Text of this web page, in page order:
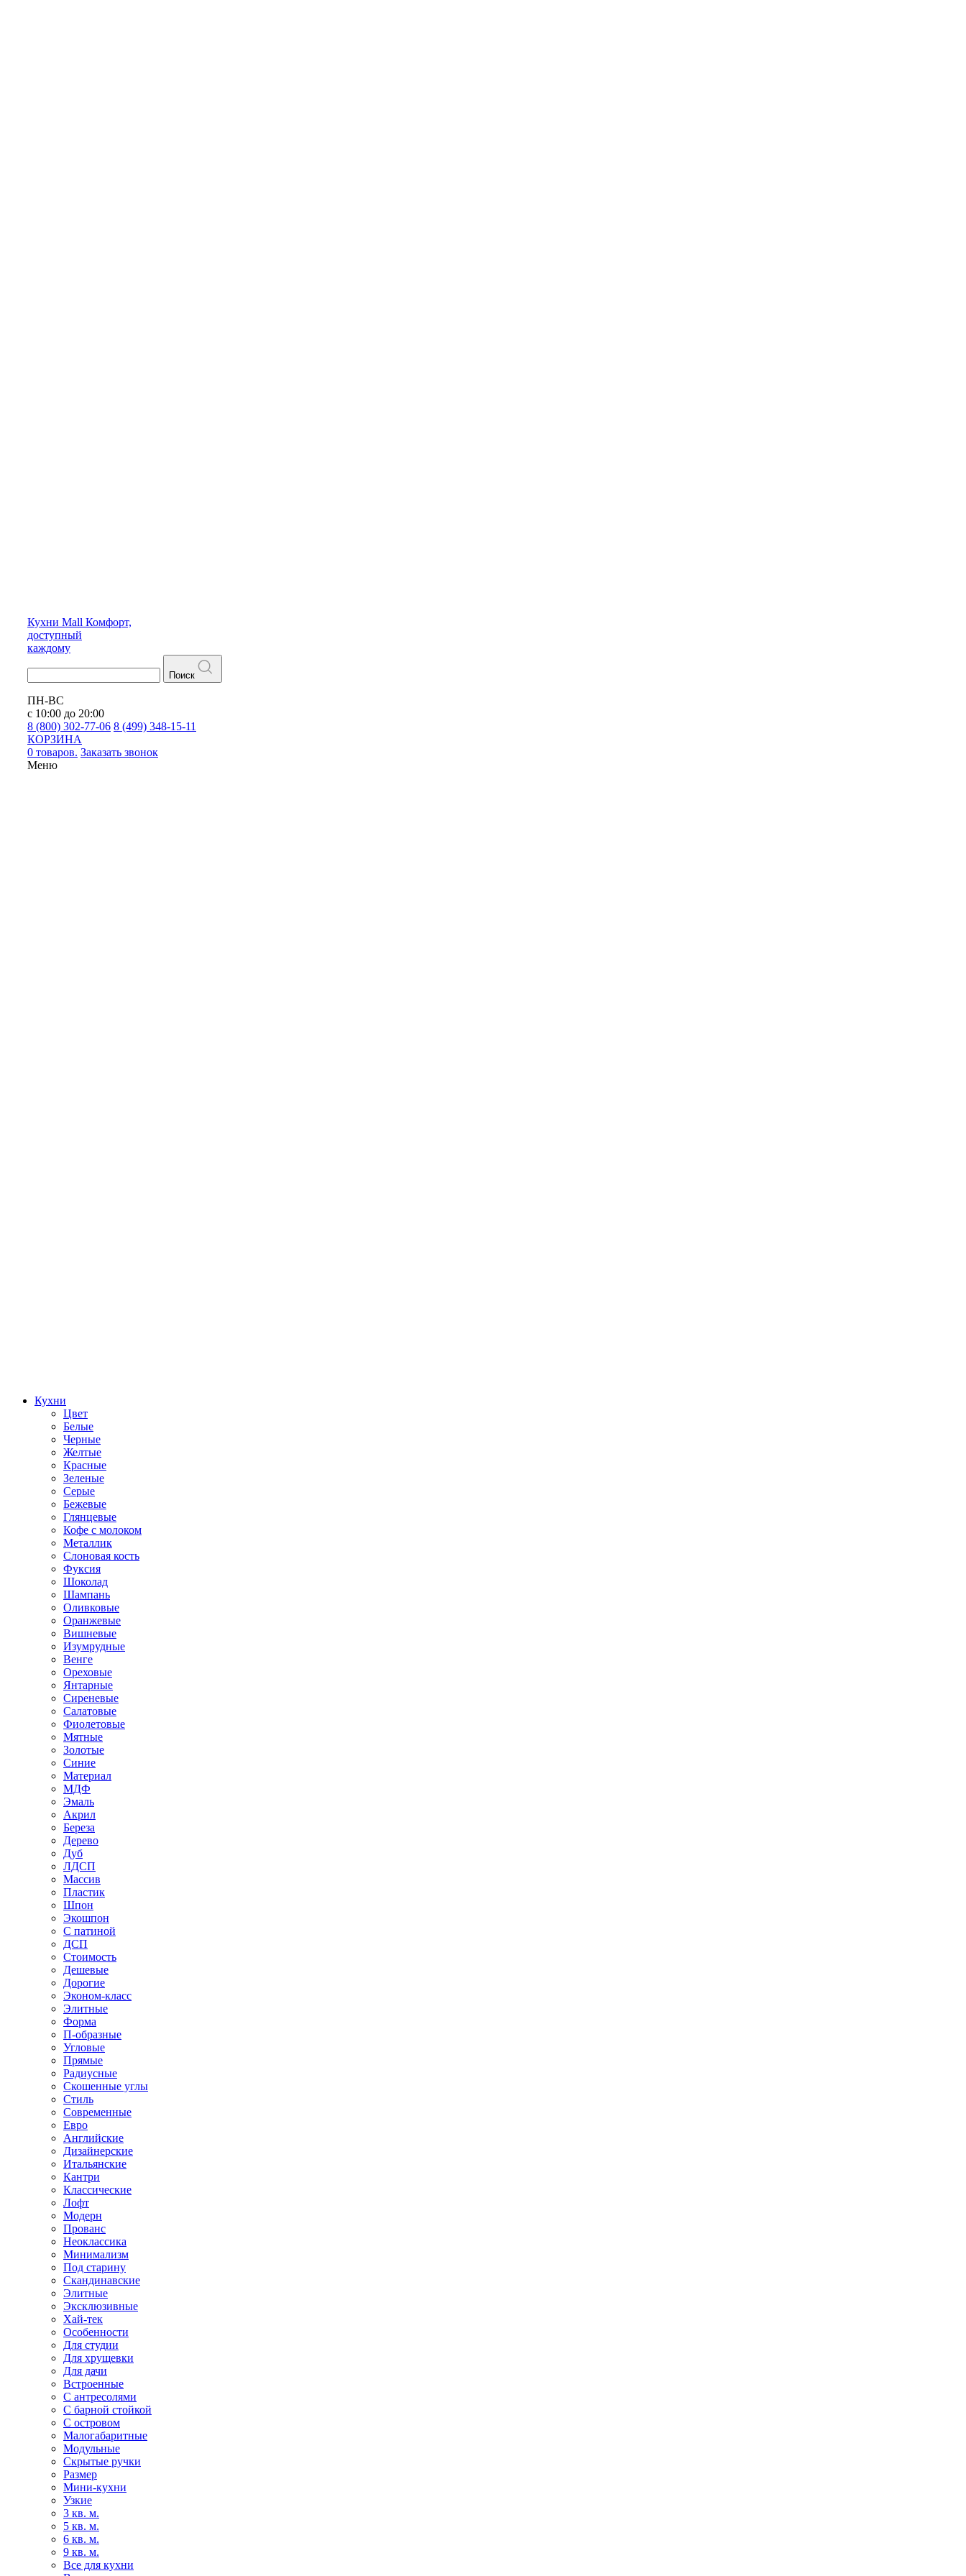
Кухни Mall Комфорт,
доступный
каждому
Поиск
ПН-ВС
с 10:00 до 20:00
8 (800) 302-77-06 8 (499) 348-15-11
КОРЗИНА
0 товаров. Заказать звонок
Меню
Кухни
Цвет
Белые
Черные
Желтые
Красные
Зеленые
Серые
Бежевые
Глянцевые
Кофе с молоком
Металлик
Слоновая кость
Фуксия
Шоколад
Шампань
Оливковые
Оранжевые
Вишневые
Изумрудные
Венге
Ореховые
Янтарные
Сиреневые
Салатовые
Фиолетовые
Мятные
Золотые
Синие
Материал
МДФ
Эмаль
Акрил
Береза
Дерево
Дуб
ЛДСП
Массив
Пластик
Шпон
Экошпон
С патиной
ДСП
Стоимость
Дешевые
Дорогие
Эконом-класс
Элитные
Форма
П-образные
Угловые
Прямые
Радиусные
Скошенные углы
Стиль
Современные
Евро
Английские
Дизайнерские
Итальянские
Кантри
Классические
Лофт
Модерн
Прованс
Неоклассика
Минимализм
Под старину
Скандинавские
Элитные
Эксклюзивные
Хай-тек
Особенности
Для студии
Для хрущевки
Для дачи
Встроенные
С антресолями
С барной стойкой
С островом
Малогабаритные
Модульные
Скрытые ручки
Размер
Мини-кухни
Узкие
3 кв. м.
5 кв. м.
6 кв. м.
9 кв. м.
Все для кухни